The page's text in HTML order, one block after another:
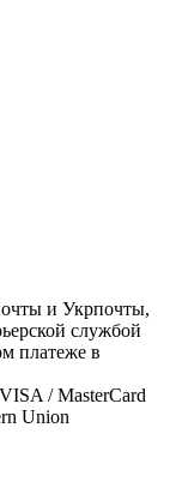
и Укрпочты,
службой
платеже в
/ MasterCard
Union